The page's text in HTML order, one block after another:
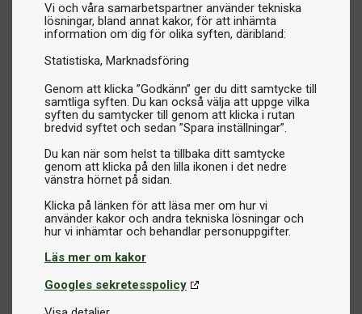
Vi och våra samarbetspartner använder tekniska
lösningar, bland annat kakor, för att inhämta
information om dig för olika syften, däribland:
Statistiska Marknadsföring
Genom att klicka ”Godkänn” ger du ditt samtycke till
samtliga syften. Du kan också välja att uppge vilka
syften du samtycker till genom att klicka i rutan
bredvid syftet och sedan ”Spara inställningar”.
Du kan när som helst ta tillbaka ditt samtycke
genom att klicka på den lilla ikonen i det nedre
vänstra hörnet på sidan.
Klicka på länken för att läsa mer om hur vi
använder kakor och andra tekniska lösningar och
Läs mer om kakor
Googles sekretesspolicy